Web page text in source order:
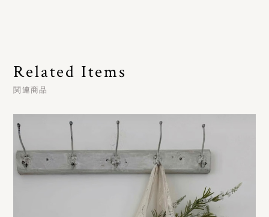
Related Items
関連商品